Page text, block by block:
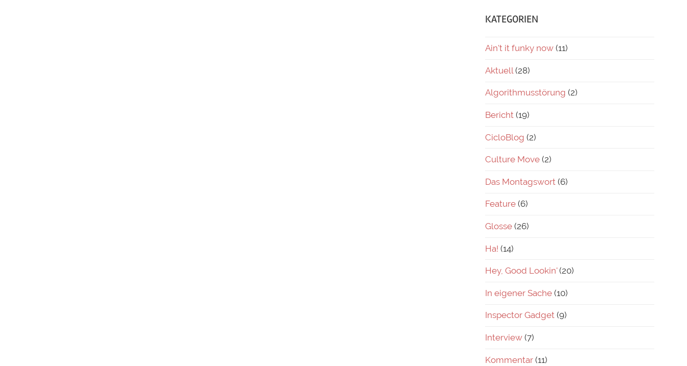
KATEGORIEN
Ain't it funky now (11)
Aktuell (28)
Algorithmusstörung (2)
Bericht (19)
CicloBlog (2)
Culture Move (2)
Das Montagswort (6)
Feature (6)
Glosse (26)
Ha! (14)
Hey, Good Lookin'(20)
In eigener Sache (10)
Inspector Gadget (9)
Interview (7)
Kommentar (11)